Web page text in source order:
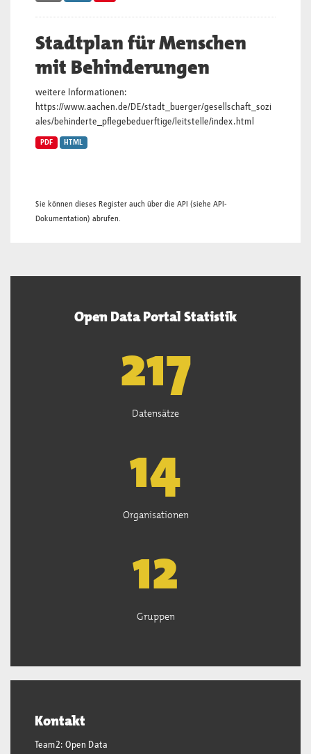
Stadtplan für Menschen
mit Behinderungen
weitere Informationen:
https://www.aachen.de/DE/stadt_buerger/gesellschaft_sozi
ales/behinderte_pflegebeduerftige/leitstelle/index.html
PDF HTML
Sie können dieses Register auch über die API (siehe API-
Dokumentation) abrufen.
Open Data Portal Statistik
220
Datensätze
15
Organisationen
13
Gruppen
Kontakt
Team2: Open Data